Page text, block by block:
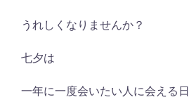
うれしくなりませんか？
七夕は
一年に一度会いたい人に会える日